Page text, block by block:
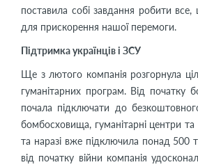
поставила собі завдання робити все,
для прискорення нашої перемоги.
Підтримка українців і ЗСУ
Ще з лютого компанія розгорнула
гуманітарних програм. Від початку
почала підключати до
бомбосховища, гуманітарні центри та
та наразі вже підключила понад 500
від початку війни компанія